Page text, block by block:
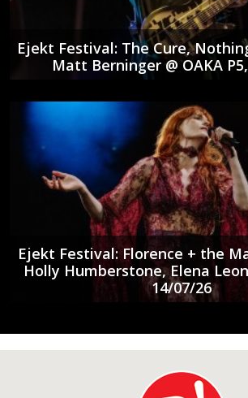
Ejekt Festival: The Cure,
Matt Berninger @ ΟΑΚΑ
Ejekt Festival: Florence + the
Holly Humberstone, Elena
14/07/26